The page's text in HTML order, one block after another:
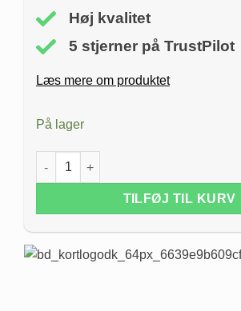
Høj kvalitet
5 stjerner på TrustPilot
Læs mere om produktet
På lager
UV Aktiv Tape Pink, smal antal
TILFØJ TIL KURV